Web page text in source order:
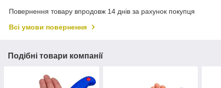
Повернення товару впродовж 14 днів за рахунок покупця
Всі умови повернення
Подібні товари компанії